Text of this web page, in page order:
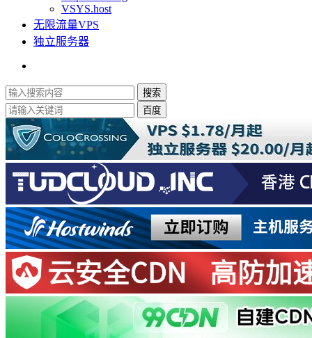
VSYS.host
无限流量VPS
独立服务器